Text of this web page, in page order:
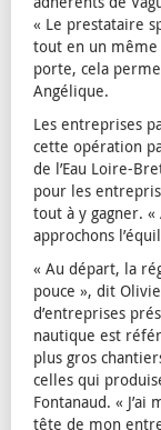
« Le prestataire
tout en un
porte, cela
Angélique.
Les entreprises
cette opération
de l’Eau Loire-
pour les
tout à y gagner.
approchons
« Au départ, la
pouce », dit
d’entreprises
nautique est
plus gros
celles qui
Fontanaud. «
tête de mon